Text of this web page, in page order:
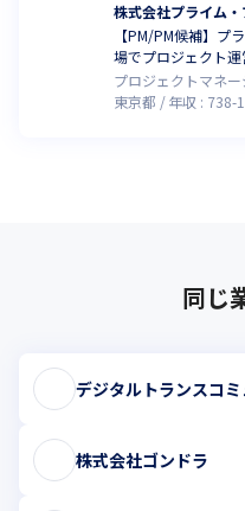
株式会社プライム
【PM/PM候補】プ
場でプロジェクト運
プロジェクトマネー
東京都
年収 : 738-
同じ
デジタルトランスコ
株式会社ゴンドラ